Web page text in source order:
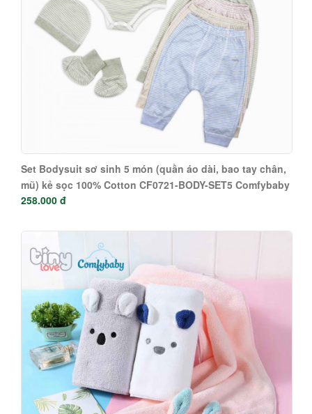
Set Bodysuit sơ sinh 5 món (quần áo dài, bao tay chân,
mũ) kẻ sọc 100% Cotton CF0721-BODY-SET5 Comfybaby
( loại mỏng)
258.000 đ